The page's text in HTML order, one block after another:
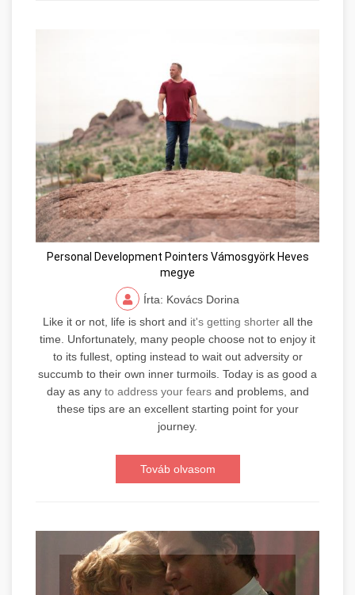
Personal Development Pointers Vámosgyörk Heves
megye
Írta: Kovács Dorina
Like it or not, life is short and it's getting shorterall the
time. Unfortunately, many people choose not to enjoy it
to its fullest, opting instead to wait out adversity or
succumb to their own inner turmoils. Today is as good a
day as any to address your fearsand problems, and
these tips are an excellent starting point for your
journey.
Továb olvasom